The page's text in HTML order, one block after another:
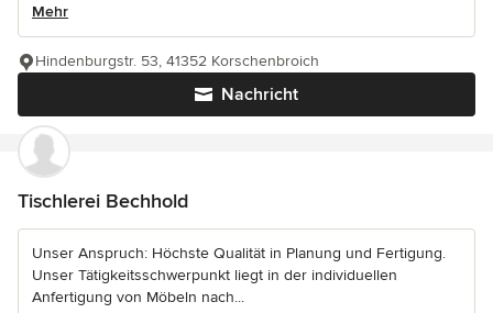
Mehr
Nachricht
Hindenburgstr. 53, 41352 Korschenbroich
Tischlerei Bechhold
Unser Anspruch: Höchste Qualität in Planung und Fertigung.
Unser Tätigkeitsschwerpunkt liegt in der individuellen
Anfertigung von Möbeln nach...